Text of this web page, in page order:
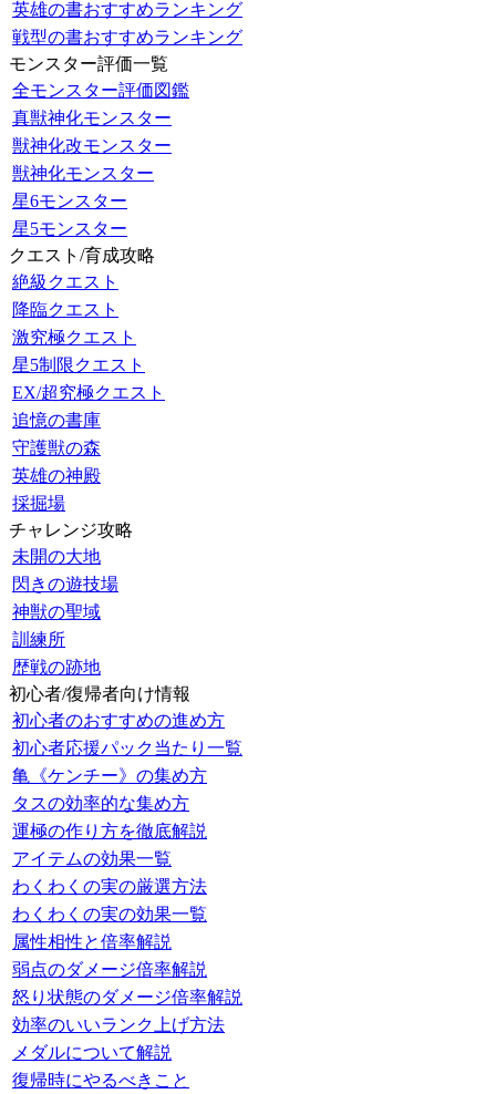
英雄の書おすすめランキング
戦型の書おすすめランキング
モンスター評価一覧
全モンスター評価図鑑
真獣神化モンスター
獣神化改モンスター
獣神化モンスター
星6モンスター
星5モンスター
クエスト/育成攻略
絶級クエスト
降臨クエスト
激究極クエスト
星5制限クエスト
EX/超究極クエスト
追憶の書庫
守護獣の森
英雄の神殿
採掘場
チャレンジ攻略
未開の大地
閃きの遊技場
神獣の聖域
訓練所
歴戦の跡地
初心者/復帰者向け情報
初心者のおすすめの進め方
初心者応援パック当たり一覧
亀《ケンチー》の集め方
タスの効率的な集め方
運極の作り方を徹底解説
アイテムの効果一覧
わくわくの実の厳選方法
わくわくの実の効果一覧
属性相性と倍率解説
弱点のダメージ倍率解説
怒り状態のダメージ倍率解説
効率のいいランク上げ方法
メダルについて解説
復帰時にやるべきこと